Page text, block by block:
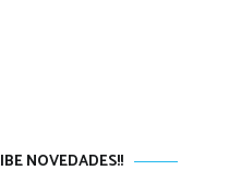
NOVEDADES!!